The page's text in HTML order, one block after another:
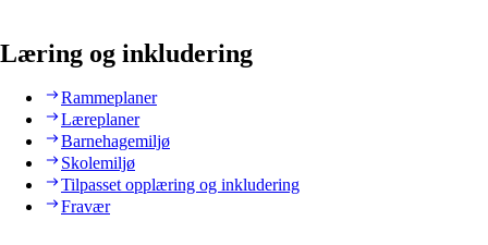
Læring og inkludering
Rammeplaner
Læreplaner
Barnehagemiljø
Skolemiljø
Tilpasset opplæring og inkludering
Fravær